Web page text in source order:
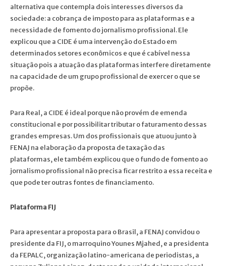
alternativa que contempla dois interesses diversos da
sociedade: a cobrança de imposto para as plataformas e a
necessidade de fomento do jornalismo profissional. Ele
explicou que a CIDE é uma intervenção do Estado em
determinados setores econômicos e que é cabível nessa
situação pois a atuação das plataformas interfere diretamente
na capacidade de um grupo profissional de exercer o que se
propõe.
Para Real, a CIDE é ideal porque não provém de emenda
constitucional e por possibilitar tributar o faturamento dessas
grandes empresas. Um dos profissionais que atuou junto à
FENAJ na elaboração da proposta de taxação das
plataformas, ele também explicou que o fundo de fomento ao
jornalismo profissional não precisa ficar restrito a essa receita e
que pode ter outras fontes de financiamento.
Plataforma FIJ
Para apresentar a proposta para o Brasil, a FENAJ convidou o
presidente da FIJ, o marroquino Younes Mjahed, e a presidenta
da FEPALC, organização latino-americana de periodistas, a